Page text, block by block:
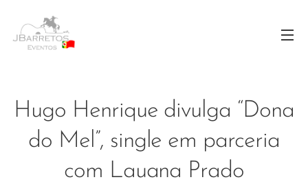
Hugo Henrique divulga “Dona
do Mel”, single em parceria
com Lauana Prado